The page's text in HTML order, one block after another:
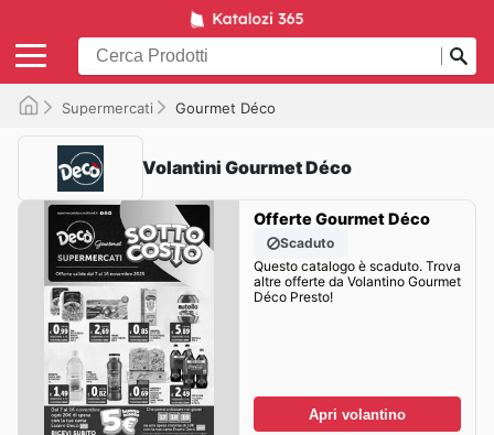
Supermercati Gourmet Déco
Volantini Gourmet Déco
Offerte Gourmet Déco
Scaduto
Questo catalogo è scaduto. Trova
altre offerte da Volantino Gourmet
Déco Presto!
Apri volantino